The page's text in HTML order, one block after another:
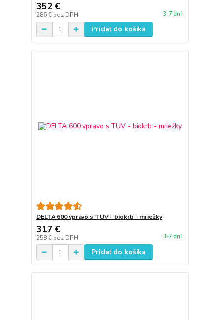
352 €
286 € bez DPH 3-7 dní
Pridať do košíka
DELTA 600 vpravo s TUV - biokrb - mriežky
317 €
258 € bez DPH 3-7 dní
Pridať do košíka